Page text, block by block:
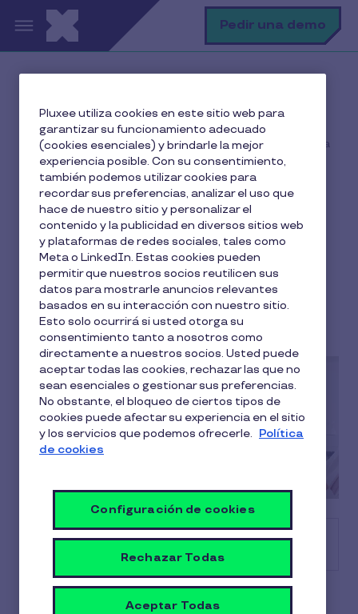
Pasar al contenido principal Pedir una demo
Motivación
El compromiso de los empleados: cómo impulsarlo en la
empresa
El compromiso de los
empleados: cómo
impulsarlo en la empresa
3 min de lectura 5 Noviembre 2019
Tabla de contenido
En los tiempos que corren, la
Pluxee utiliza cookies en este sitio web para
garantizar su funcionamiento adecuado
(cookies esenciales) y brindarle la mejor
experiencia posible. Con su consentimiento,
también podemos utilizar cookies para
recordar sus preferencias, analizar el uso que
hace de nuestro sitio y personalizar el
contenido y la publicidad en diversos sitios web
y plataformas de redes sociales, tales como
Meta o LinkedIn. Estas cookies pueden
permitir que nuestros socios reutilicen sus
datos para mostrarle anuncios relevantes
basados en su interacción con nuestro sitio.
Esto solo ocurrirá si usted otorga su
consentimiento tanto a nosotros como
directamente a nuestros socios. Usted puede
aceptar todas las cookies, rechazar las que no
sean esenciales o gestionar sus preferencias.
No obstante, el bloqueo de ciertos tipos de
cookies puede afectar su experiencia en el sitio
y los servicios que podemos ofrecerle. Política
de cookies
Configuración de cookies
Rechazar Todas
Aceptar Todas